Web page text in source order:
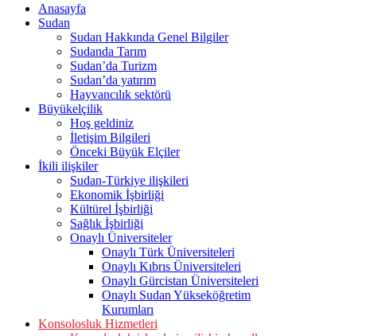
Anasayfa
Sudan
Sudan Hakkında Genel Bilgiler
Sudanda Tarım
Sudan’da Turizm
Sudan’da yatırım
Hayvancılık sektörü
Büyükelçilik
Hoş geldiniz
İletişim Bilgileri
Önceki Büyük Elçiler
İkili ilişkiler
Sudan-Türkiye ilişkileri
Ekonomik İşbirliği
Kültürel İşbirliği
Sağlık İşbirliği
Onaylı Üniversiteler
Onaylı Türk Üniversiteleri
Onaylı Kıbrıs Üniversiteleri
Onaylı Gürcistan Üniversiteleri
Onaylı Sudan Yükseköğretim
Kurumları
Konsolosluk Hizmetleri